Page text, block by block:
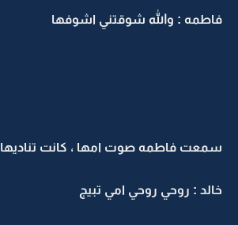
فاطمه : والله شوقتني اشوفها
سمعت فاطمه صوت امها ، كانت تناديها
خالد : روحي روحي امي تبيج